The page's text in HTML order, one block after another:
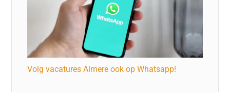
Volg vacatures Almere ook op Whatsapp!